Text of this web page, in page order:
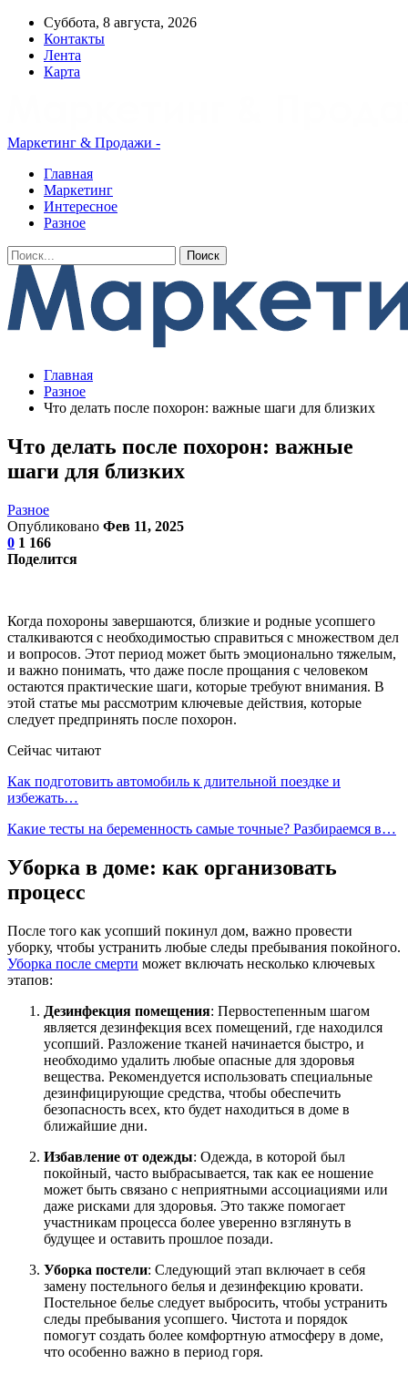
Суббота, 8 августа, 2026
Контакты
Лента
Карта
Маркетинг & Продажи -
Главная
Маркетинг
Интересное
Разное
Главная
Разное
Что делать после похорон: важные шаги для близких
Что делать после похорон: важные
шаги для близких
Разное
Опубликовано Фев 11, 2025
0 1 166
Поделится
Когда похороны завершаются, близкие и родные усопшего
сталкиваются с необходимостью справиться с множеством дел
и вопросов. Этот период может быть эмоционально тяжелым,
и важно понимать, что даже после прощания с человеком
остаются практические шаги, которые требуют внимания. В
этой статье мы рассмотрим ключевые действия, которые
следует предпринять после похорон.
Сейчас читают
Как подготовить автомобиль к длительной поездке и
избежать…
Какие тесты на беременность самые точные? Разбираемся в…
Уборка в доме: как организовать
процесс
После того как усопший покинул дом, важно провести
уборку, чтобы устранить любые следы пребывания покойного.
Уборка после смерти может включать несколько ключевых
этапов:
Дезинфекция помещения: Первостепенным шагом
является дезинфекция всех помещений, где находился
усопший. Разложение тканей начинается быстро, и
необходимо удалить любые опасные для здоровья
вещества. Рекомендуется использовать специальные
дезинфицирующие средства, чтобы обеспечить
безопасность всех, кто будет находиться в доме в
ближайшие дни.
Избавление от одежды: Одежда, в которой был
покойный, часто выбрасывается, так как ее ношение
может быть связано с неприятными ассоциациями или
даже рисками для здоровья. Это также помогает
участникам процесса более уверенно взглянуть в
будущее и оставить прошлое позади.
Уборка постели: Следующий этап включает в себя
замену постельного белья и дезинфекцию кровати.
Постельное белье следует выбросить, чтобы устранить
следы пребывания усопшего. Чистота и порядок
помогут создать более комфортную атмосферу в доме,
что особенно важно в период горя.